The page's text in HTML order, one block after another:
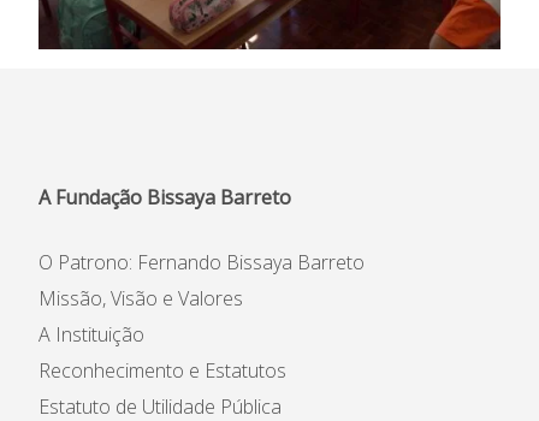
A Fundação Bissaya Barreto
O Patrono: Fernando Bissaya Barreto
Missão, Visão e Valores
A Instituição
Reconhecimento e Estatutos
Estatuto de Utilidade Pública